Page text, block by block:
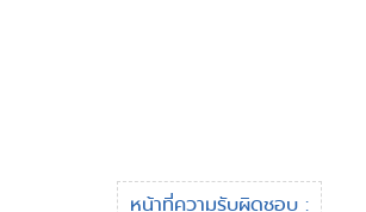
หน้าที่ความรับผิดชอบ :